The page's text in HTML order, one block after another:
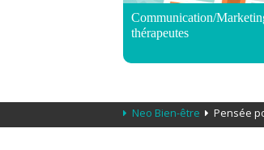
Communication/
thérapeutes
Neo Bien-être Pensée